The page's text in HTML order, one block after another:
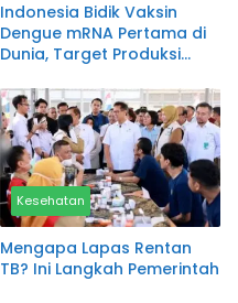
Indonesia Bidik Vaksin
Dengue mRNA Pertama di
Dunia, Target Produksi
Kesehatan
Mengapa Lapas Rentan
TB? Ini Langkah Pemerintah